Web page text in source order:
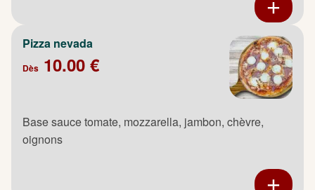
Pizza nevada
Dès 10.00 €
Base sauce tomate, mozzarella, jambon, chèvre,
oignons